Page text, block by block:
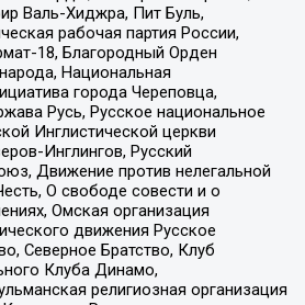
Валь-Хиджра, Пит Буль,
рабочая партия России,
18, Благородный Орден
Национальная
города Череповца,
Русь, Русское национальное
Инглистической церкви
Инглингов, Русский
Движение против нелегальной
О свободе совести и о
Омская организация
движения Русское
Северное Братство, Клуб
Клуба Динамо,
религиозная организация